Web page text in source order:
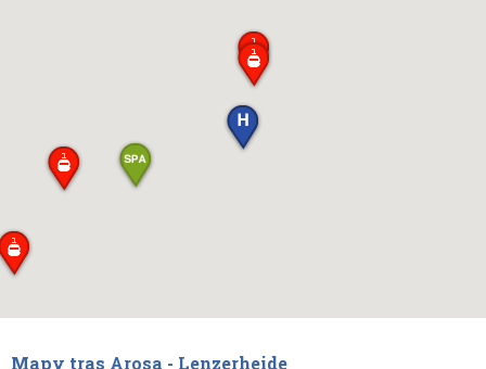
Mapy tras Arosa - Lenzerheide